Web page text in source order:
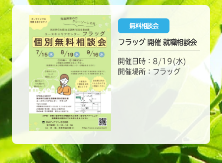
無料相談会
フラッグ 開催 就職相談会
開催日時：8/19(水)
開催場所：フラッグ